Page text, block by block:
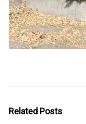
Related Posts